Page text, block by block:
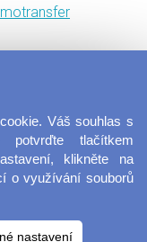
fotografii
Vytvořte si
Dárkem
Váš souhlas s
potvrďte tlačítkem
klikněte na
o využívání souborů
nastavení